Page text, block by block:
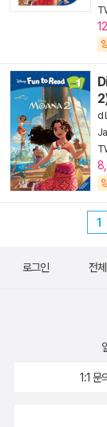
d
1
로그인 전
1:1 문